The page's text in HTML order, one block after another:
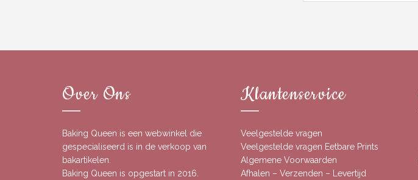
Over Ons
Baking Queen is een webwinkel die
gespecialiseerd is in de verkoop van
bakartikelen.
Baking Queen is opgestart in 2016.
Klantenservice
Veelgestelde vragen
Veelgestelde vragen Eetbare Prints
Algemene Voorwaarden
Afhalen – Verzenden – Levertijd